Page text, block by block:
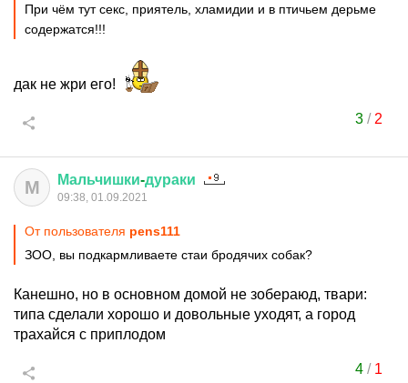
При чём тут секс, приятель, хламидии и в птичьем дерьме
содержатся!!!
дак не жри его!
3/ 2
М Мальчишки-дураки
09:38, 01.09.2021
От пользователя pens111
ЗОО, вы подкармливаете стаи бродячих собак?
Канешно, но в основном домой не зобераюд, твари:
типа сделали хорошо и довольные уходят, а город
трахайся с приплодом
4/ 1